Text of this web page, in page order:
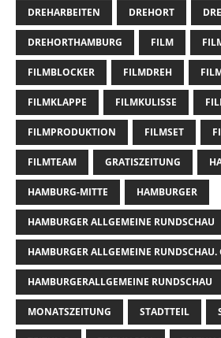
DREHARBEITEN DREHORT
DREHORTHAMBURG FILM
FILMBLOCKER FILMDREH
FILMKLAPPE FILMKULISSE
FILMPRODUKTION FILMSET
FILMTEAM GRATISZEITUNG
HAMBURG-MITTE HAMBURGER
HAMBURGER ALLGEMEINE RUNDSCHAU
HAMBURGER ALLGEMEINE RUNDSCHAU.
HAMBURGERALLGEMEINE RUNDSCHAU
MONATSZEITUNG STADTTEIL